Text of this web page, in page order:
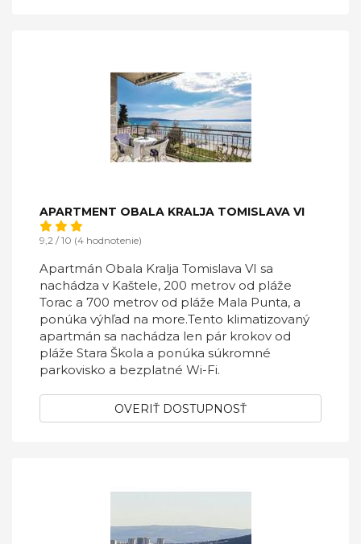
APARTMENT OBALA KRALJA TOMISLAVA VI
9,2 / 10 (4 hodnotenie)
Apartmán Obala Kralja Tomislava VI sa
nachádza v Kaštele, 200 metrov od pláže
Torac a 700 metrov od pláže Mala Punta, a
ponúka výhľad na more.Tento klimatizovaný
apartmán sa nachádza len pár krokov od
pláže Stara Škola a ponúka súkromné ​​
parkovisko a bezplatné Wi-Fi.
OVERIŤ DOSTUPNOSŤ